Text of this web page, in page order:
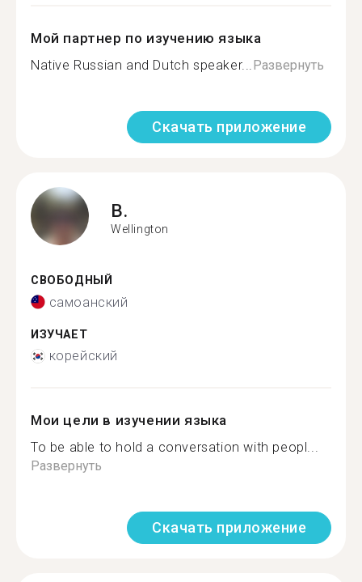
Мой партнер по изучению языка
Native Russian and Dutch speaker...Развернуть
Скачать приложение
B.
Wellington
СВОБОДНЫЙ
самоанский
ИЗУЧАЕТ
корейский
Мои цели в изучении языка
To be able to hold a conversation with peopl...
Развернуть
Скачать приложение